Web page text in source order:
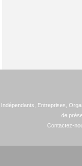
Indépendants, Entreprises,
de
Contactez-